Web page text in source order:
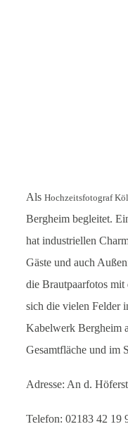
AlsHochzeitsfotograf
Bergheim begleitet.
hat industriellen
Gäste und auch
die Brautpaarfotos
sich die vielen Felder
Kabelwerk Bergheim
Gesamtfläche und im
Adresse: An d.
Telefon: 02183 42 19